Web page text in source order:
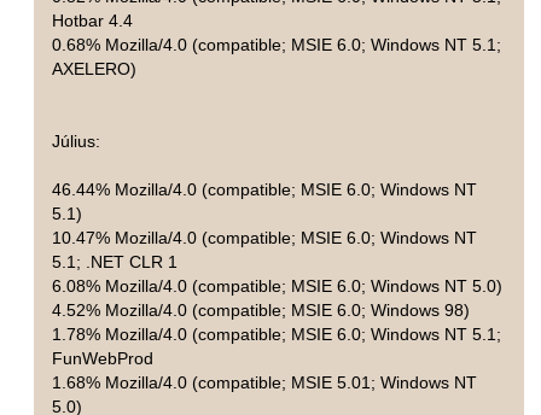
Hotbar 4.4
0.68% Mozilla/4.0 (compatible; MSIE 6.0; Windows NT 5.1;
AXELERO)
Július:
46.44% Mozilla/4.0 (compatible; MSIE 6.0; Windows NT
5.1)
10.47% Mozilla/4.0 (compatible; MSIE 6.0; Windows NT
5.1; .NET CLR 1
6.08% Mozilla/4.0 (compatible; MSIE 6.0; Windows NT 5.0)
4.52% Mozilla/4.0 (compatible; MSIE 6.0; Windows 98)
1.78% Mozilla/4.0 (compatible; MSIE 6.0; Windows NT 5.1;
FunWebProd
1.68% Mozilla/4.0 (compatible; MSIE 5.01; Windows NT
5.0)